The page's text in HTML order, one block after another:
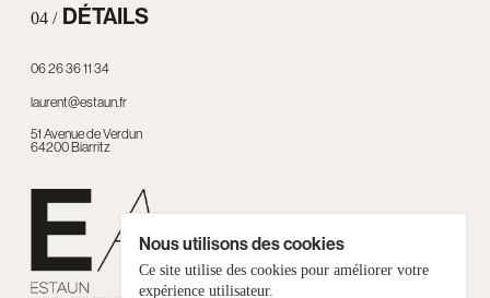
04 / DÉTAILS
06 26 36 11 34
laurent@estaun.fr
51 Avenue de Verdun
64200 Biarritz
Nous utilisons des cookies
Ce site utilise des cookies pour améliorer votre
expérience utilisateur.